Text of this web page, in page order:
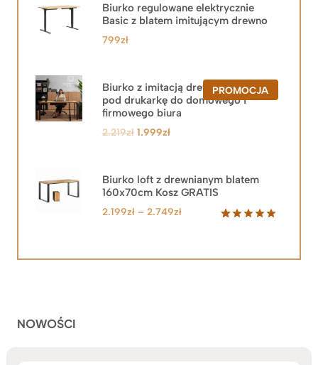
Biurko regulowane elektrycznie
Basic z blatem imitującym drewno
799zł
PROMOCJAPRODUKT
W
Biurko z imitacją drewna z szafką
pod drukarkę do domowego i
firmowego biura
2.219zł Pierwotna
2.219zł.
1.999złAktualna
1.999zł.
Biurko loft z drewnianym blatem
160x70cm Kosz GRATIS
2.199zł – 2.749złZakres
2.199zł
NOWOŚCI